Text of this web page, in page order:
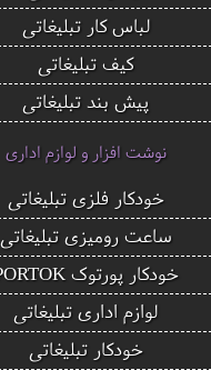
لباس کار تبلیغاتی
کیف تبلیغاتی
پیش بند تبلیغاتی
نوشت افزار و لوازم اداری
خودکار فلزی تبلیغاتی
ساعت رومیزی تبلیغاتی
خودکار پورتوک PORTOK
لوازم اداری تبلیغاتی
خودکار تبلیغاتی